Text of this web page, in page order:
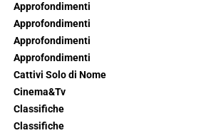
Approfondimenti
Approfondimenti
Approfondimenti
Approfondimenti
Cattivi Solo di Nome
Cinema&Tv
Classifiche
Classifiche